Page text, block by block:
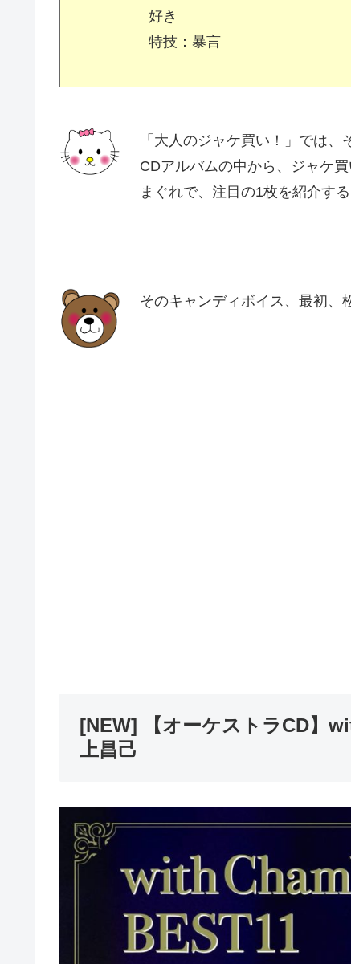
好き
特技：暴言
「大人のジャケ買い！」では
CDアルバムの中から、ジャケ
まぐれで、注目の1枚を紹介する
そのキャンディボイス、最初、
[NEW] 【オーケストラCD】
上昌己